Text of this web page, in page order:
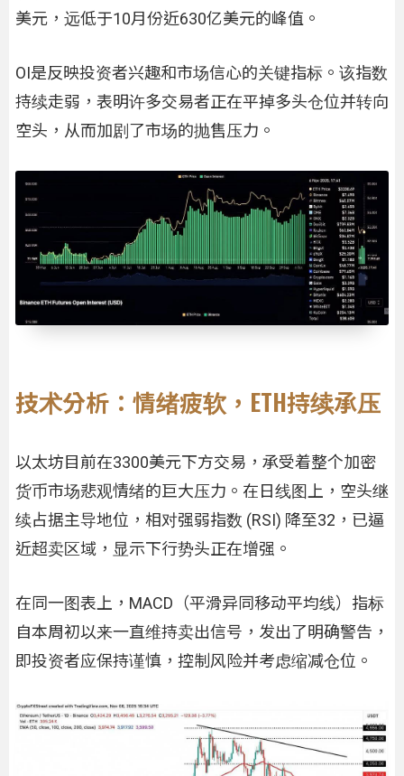
美元，远低于10月份近630亿美元的峰值。
OI是反映投资者兴趣和市场信心的关键指标。该指数
持续走弱，表明许多交易者正在平掉多头仓位并转向
空头，从而加剧了市场的抛售压力。
技术分析：情绪疲软，ETH持续承压
以太坊目前在3300美元下方交易，承受着整个加密
货币市场悲观情绪的巨大压力。在日线图上，空头继
续占据主导地位，相对强弱指数 (RSI) 降至32，已逼
近超卖区域，显示下行势头正在增强。
在同一图表上，MACD（平滑异同移动平均线）指标
自本周初以来一直维持卖出信号，发出了明确警告，
即投资者应保持谨慎，控制风险并考虑缩减仓位。